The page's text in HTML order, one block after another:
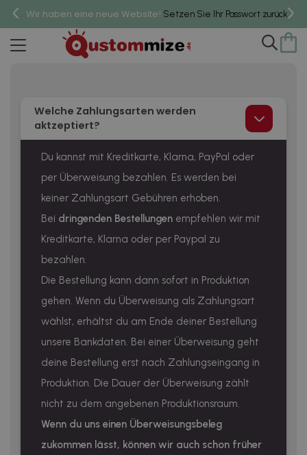
Wir haben eine neue Website! Setzen Sie Ihr Passwort zurück,um
Zahlungsarten
Welche Zahlungsarten werden
aktzeptiert?
Du kannst mit Kreditkarte, Klarna, PayPal oder
per Überweisung bezahlen. Es werden bei
keiner Zahlungsart Gebühren erhoben.
Bei dringenden Bestellungen empfehlen wir mit
Kreditkarte, Klarna oder per Paypal zu
bezahlen.
Die Bestellung kann dann sofort in Produktion
gehen. Wenn du Überweisung als Zahlungsart
wählst, erhältst du am Ende deiner Bestellung
unsere Bankdaten. Bei einer Überweisung geht
deine Bestellung erst nach Zahlungseingang in
Produktion. Die Dauer der Überweisung zählt
nicht zu dem angebenen Produktionsraum.
Wenn du uns einen Überweisungsbeleg
zukommen lässt, können wir auch schon früher